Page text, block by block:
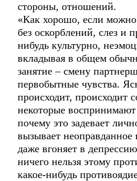
стороны, отношений.
«Как хорошо, если
без оскорблений, слез и
нибудь культурно,
вкладывая в общем
занятие – смену
первобытные чувства.
происходит, происходит
некоторые воспринимают
почему это задевает
вызывает неоправданное
даже вгоняет в
ничего нельзя этому
какое-нибудь